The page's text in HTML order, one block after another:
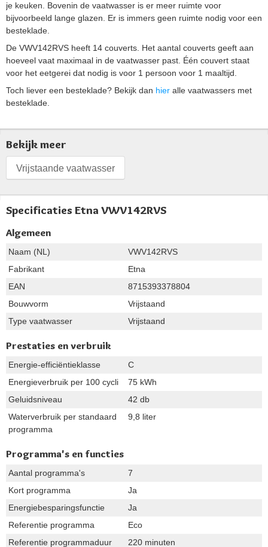
je keuken. Bovenin de vaatwasser is er meer ruimte voor
bijvoorbeeld lange glazen. Er is immers geen ruimte nodig voor een
besteklade.
De VWV142RVS heeft 14 couverts. Het aantal couverts geeft aan
hoeveel vaat maximaal in de vaatwasser past. Één couvert staat
voor het eetgerei dat nodig is voor 1 persoon voor 1 maaltijd.
Toch liever een besteklade? Bekijk dan hier alle vaatwassers met
besteklade.
Bekijk meer
Vrijstaande vaatwasser
Specificaties Etna VWV142RVS
Algemeen
Naam (NL)
VWV142RVS
Fabrikant
Etna
EAN
8715393378804
Bouwvorm
Vrijstaand
Type vaatwasser
Vrijstaand
Prestaties en verbruik
Energie-efficiëntieklasse
C
Energieverbruik per 100 cycli
75 kWh
Geluidsniveau
42 db
Waterverbruik per standaard
programma
9,8 liter
Programma's en functies
Aantal programma's
7
Kort programma
Ja
Energiebesparingsfunctie
Ja
Referentie programma
Eco
Referentie programmaduur
220 minuten